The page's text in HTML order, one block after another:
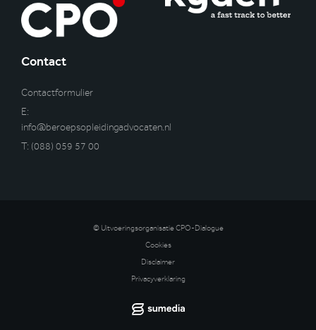
Contact
Contactformulier
E:
info@beroepsopleidingadvocaten.nl
T: (088) 059 57 00
© Uitvoeringsorganisatie CPO-Dialogue
Cookies
Disclaimer
Privacyverklaring